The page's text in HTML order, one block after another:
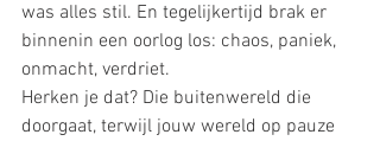
was alles stil. En tegelijkertijd brak er
binnenin een oorlog los: chaos, paniek,
onmacht, verdriet.
Herken je dat? Die buitenwereld die
doorgaat, terwijl jouw wereld op pauze